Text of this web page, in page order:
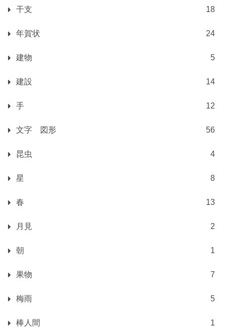
干支 18
年賀状 24
建物 5
建設 14
手 12
文字 図形 56
昆虫 4
星 8
春 13
月見 2
朝 1
果物 7
梅雨 5
棒人間 1